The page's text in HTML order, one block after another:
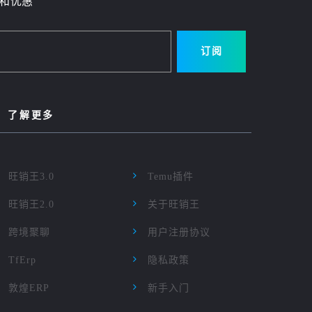
订阅
了解更多
旺销王3.0
旺销王2.0
跨境聚聊
TfErp
敦煌ERP
Temu插件
关于旺销王
用户注册协议
隐私政策
新手入门